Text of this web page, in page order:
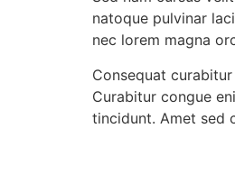
natoque pulvinar
nec lorem magna
Consequat
Curabitur congue
tincidunt. Amet sed